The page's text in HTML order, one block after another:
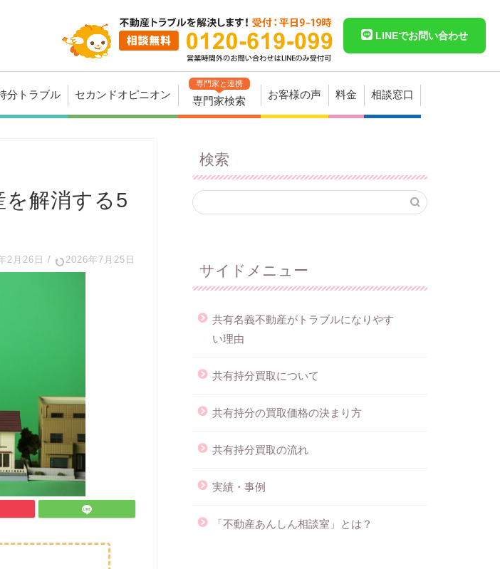
LINEでお問い合わせ
分トラブル セカンドオピニオン
専門家と連携
専門家検索
お客様の声 料金 相談窓口
解消する5
2月26日 / 2026年7月25日
検索
サイドメニュー
共有名義不動産がトラブルになりやす
い理由
共有持分買取について
共有持分の買取価格の決まり方
共有持分買取の流れ
実績・事例
「不動産あんしん相談室」とは？